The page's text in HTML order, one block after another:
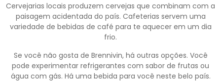
Cervejarias locais produzem cervejas que combinam com a
paisagem acidentada do país. Cafeterias servem uma
variedade de bebidas de café para te aquecer em um dia
frio.
Se você não gosta de Brennivin, há outras opções. Você
pode experimentar refrigerantes com sabor de frutas ou
água com gás. Há uma bebida para você neste belo país.